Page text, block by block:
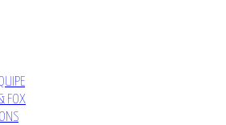
FOX